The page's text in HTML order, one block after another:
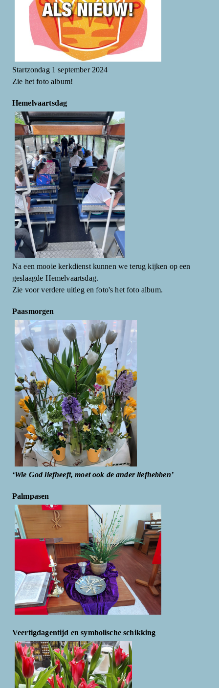
Startzondag 1 september 2024
Zie het foto album!
Hemelvaartsdag
Na een mooie kerkdienst kunnen we terug kijken op een
geslaagde Hemelvaartsdag.
Zie voor verdere uitleg en foto's het foto album.
Paasmorgen
‘Wie God liefheeft, moet ook de ander liefhebben’
Palmpasen
Veertigdagentijd en symbolische schikking